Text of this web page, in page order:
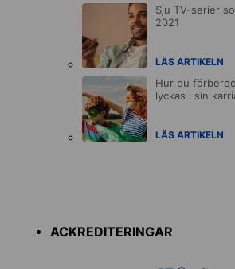
Sju TV-serier
2021
LÄS ARTIKELN
Hur du
lyckas i sin
LÄS ARTIKELN
ACKREDITERINGAR